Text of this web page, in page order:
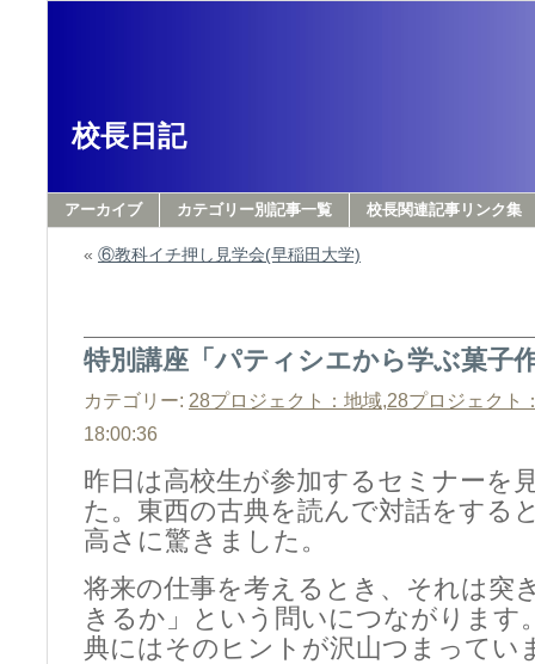
校長日記
アーカイブ カテゴリー別記事一覧 校長関連記事リンク集
« ⑥教科イチ押し見学会(早稲田大学)
特別講座「パティシエから学ぶ菓
カテゴリー: 28プロジェクト：地域,28プロジェクト
18:00:36
昨日は高校生が参加するセミナーを
た。東西の古典を読んで対話をする
高さに驚きました。
将来の仕事を考えるとき、それは突
きるか」という問いにつながります
典にはそのヒントが沢山つまってい